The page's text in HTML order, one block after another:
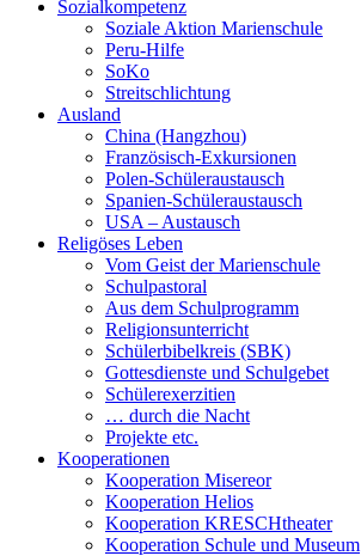
Sozialkompetenz
Soziale Aktion Marienschule
Peru-Hilfe
SoKo
Streitschlichtung
Ausland
China (Hangzhou)
Französisch-Exkursionen
Polen-Schüleraustausch
Spanien-Schüleraustausch
USA – Austausch
Religöses Leben
Vom Geist der Marienschule
Schulpastoral
Aus dem Schulprogramm
Religionsunterricht
Schülerbibelkreis (SBK)
Gottesdienste und Schulgebet
Schülerexerzitien
… durch die Nacht
Projekte etc.
Kooperationen
Kooperation Misereor
Kooperation Helios
Kooperation KRESCHtheater
Kooperation Schule und Museum